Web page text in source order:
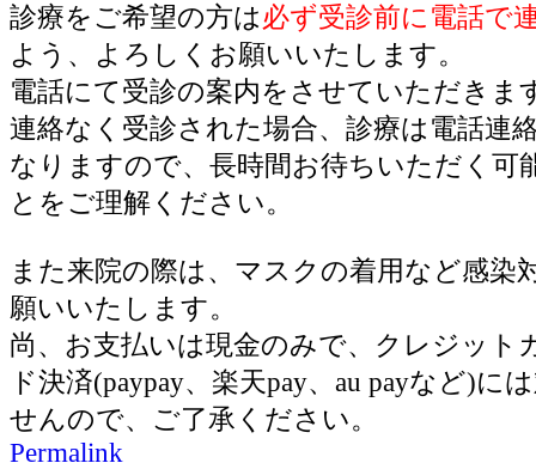
診療をご希望の方は必ず受診前に電話で
よう、よろしくお願いいたします。
電話にて受診の案内をさせていただきま
連絡なく受診された場合、診療は電話連
なりますので、長時間お待ちいただく可
とをご理解ください。
また来院の際は、マスクの着用など感染
願いいたします。
尚、お支払いは現金のみで、クレジット
ド決済(paypay、楽天pay、au payなど)に
せんので、ご了承ください。
Permalink